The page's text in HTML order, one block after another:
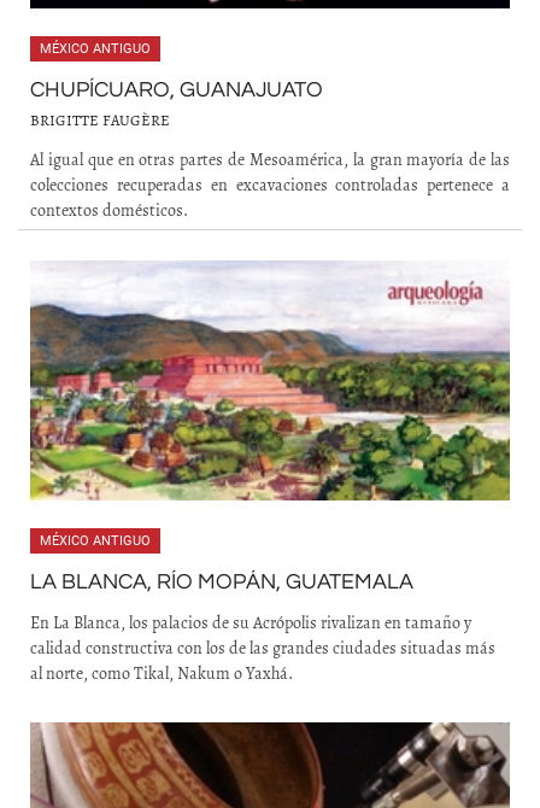
MÉXICO ANTIGUO
CHUPÍCUARO, GUANAJUATO
BRIGITTE FAUGÈRE
Al igual que en otras partes de Mesoamérica, la gran mayoría de las
colecciones recuperadas en excavaciones controladas pertenece a
contextos domésticos.
MÉXICO ANTIGUO
LA BLANCA, RÍO MOPÁN, GUATEMALA
En La Blanca, los palacios de su Acrópolis rivalizan en tamaño y
calidad constructiva con los de las grandes ciudades situadas más
al norte, como Tikal, Nakum o Yaxhá.